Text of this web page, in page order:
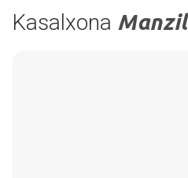
Kasalxona Manzil